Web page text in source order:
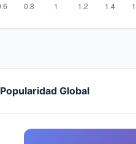
Popularidad Global